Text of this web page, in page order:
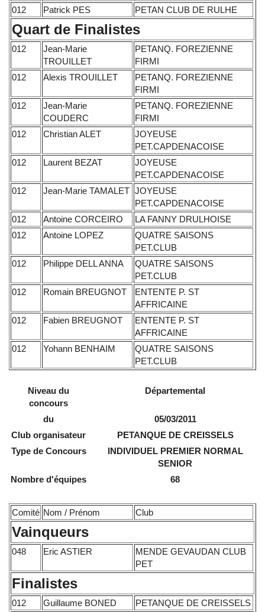
012
Patrick PES PETAN CLUB DE RULHE
Quart de Finalistes
012
Jean-Marie
TROUILLET
PETANQ. FOREZIENNE
FIRMI
012
Alexis TROUILLET
PETANQ. FOREZIENNE
FIRMI
012
Jean-Marie
COUDERC
PETANQ. FOREZIENNE
FIRMI
012
Christian ALET
JOYEUSE
PET.CAPDENACOISE
012
Laurent BEZAT
JOYEUSE
PET.CAPDENACOISE
012
Jean-Marie TAMALET JOYEUSE
PET.CAPDENACOISE
012
Antoine CORCEIRO
LA FANNY DRULHOISE
012
Antoine LOPEZ
QUATRE SAISONS
PET.CLUB
012
Philippe DELL ANNA
QUATRE SAISONS
PET.CLUB
012
Romain BREUGNOT
ENTENTE P. ST
AFFRICAINE
012
Fabien BREUGNOT
ENTENTE P. ST
AFFRICAINE
012
Yohann BENHAIM
QUATRE SAISONS
PET.CLUB
Niveau du
concours
Départemental
du
05/03/2011
Club organisateur
PETANQUE DE CREISSELS
Type de Concours
INDIVIDUEL PREMIER NORMAL
SENIOR
Nombre d'équipes
68
Comité Nom / Prénom Club
Vainqueurs
048 Eric ASTIER
MENDE GEVAUDAN CLUB
PET
Finalistes
012 Guillaume BONED PETANQUE DE CREISSELS